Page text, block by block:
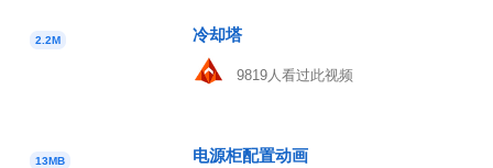
2.2M 冷却塔
9819人看过此视频
13MB 电源柜配置动画